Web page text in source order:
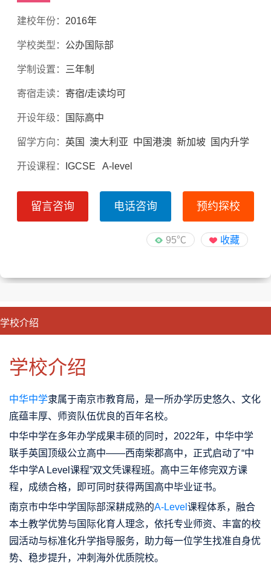
建校年份： 2016年
学校类型： 公办国际部
学制设置： 三年制
寄宿走读： 寄宿/走读均可
开设年级： 国际高中
留学方向： 英国 澳大利亚 中国港澳 新加坡 国内升学
开设课程： IGCSE A-level
留言咨询 电话咨询 预约探校
95℃ 收藏
学校介绍
学校介绍
中华中学隶属于南京市教育局，是一所办学历史悠久、文化
底蕴丰厚、师资队伍优良的百年名校。
中华中学在多年办学成果丰硕的同时，2022年，中华中学
联手英国顶级公立高中——西南柴郡高中，正式启动了“中
华中学A Level课程”双文凭课程班。高中三年修完双方课
程，成绩合格，即可同时获得两国高中毕业证书。
南京市中华中学国际部深耕成熟的A-Level 课程体系，融合
本土教学优势与国际化育人理念，依托专业师资、丰富的校
园活动与标准化升学指导服务，助力每一位学生找准自身优
势、稳步提升，冲刺海外优质院校。